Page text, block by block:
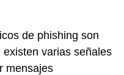
de phishing son
varias señales
mensajes